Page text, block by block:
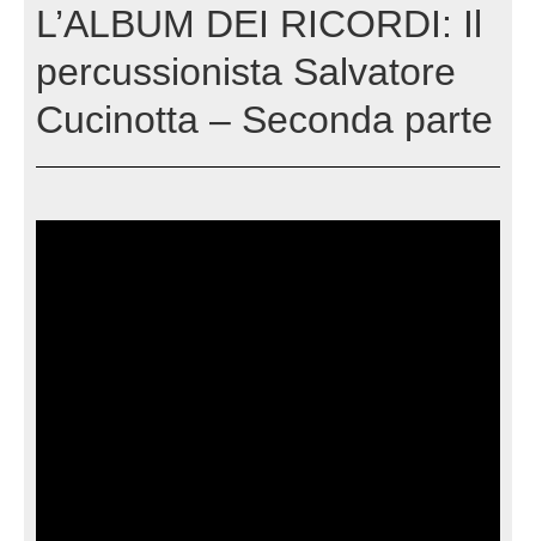
L’ALBUM DEI RICORDI: Il
percussionista Salvatore
Cucinotta – Seconda parte